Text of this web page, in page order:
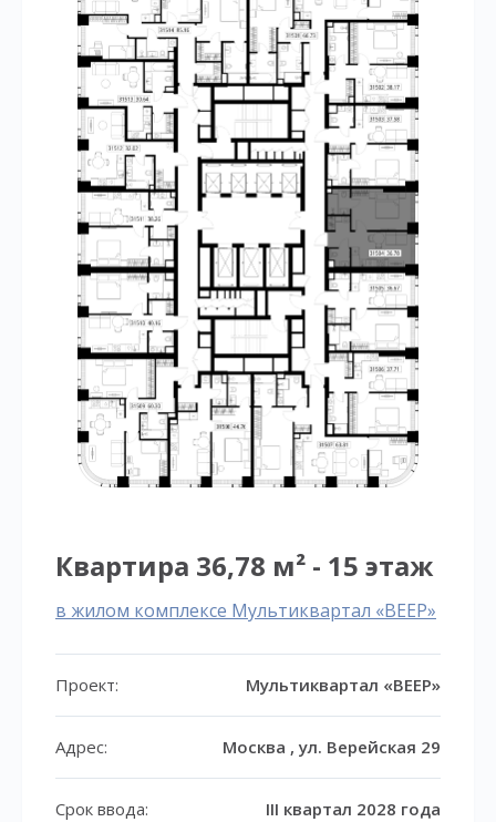
Квартира 36,78 м² - 15 этаж
в жилом комплексе Мультиквартал «ВЕЕР»
Проект: Мультиквартал «ВЕЕР»
Адрес: Москва , ул. Верейская 29
Срок ввода: III квартал 2028 года